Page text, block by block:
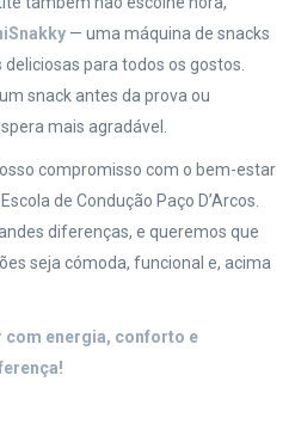
— uma máquina de snacks
para todos os gostos.
snack antes da prova ou
mais agradável.
compromisso com o bem-estar
de Condução Paço D’Arcos.
diferenças, e queremos que
seja cómoda, funcional e, acima
com energia, conforto e